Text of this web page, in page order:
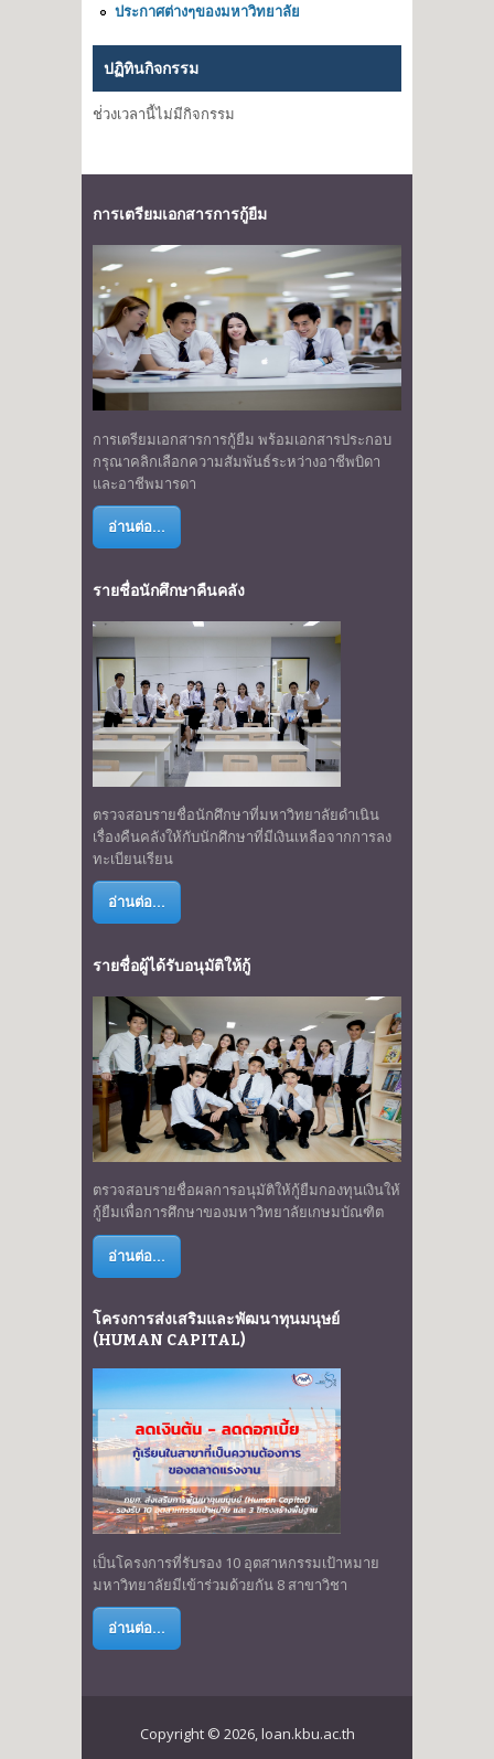
ประกาศต่างๆของมหาวิทยาลัย
ปฏิทินกิจกรรม
ช่่วงเวลานี้ไม่มีกิจกรรม
การเตรียมเอกสารการกู้ยืม
การเตรียมเอกสารการกู้ยืม พร้อมเอกสารประกอบ
กรุณาคลิกเลือกความสัมพันธ์ระหว่างอาชีพบิดา
และอาชีพมารดา
อ่านต่อ...
รายชื่อนักศึกษาคืนคลัง
ตรวจสอบรายชื่อนักศึกษาที่มหาวิทยาลัยดำเนิน
เรื่องคืนคลังให้กับนักศึกษาที่มีเงินเหลือจากการลง
ทะเบียนเรียน
อ่านต่อ...
รายชื่อผู้ได้รับอนุมัติให้กู้
ตรวจสอบรายชื่อผลการอนุมัติให้กู้ยืมกองทุนเงินให้
กู้ยืมเพื่อการศึกษาของมหาวิทยาลัยเกษมบัณฑิต
อ่านต่อ...
โครงการส่งเสริมและพัฒนาทุนมนุษย์
(HUMAN CAPITAL)
เป็นโครงการที่รับรอง 10 อุตสาหกรรมเป้าหมาย
มหาวิทยาลัยมีเข้าร่วมด้วยกัน 8 สาขาวิชา
อ่านต่อ...
Copyright © 2026, loan.kbu.ac.th